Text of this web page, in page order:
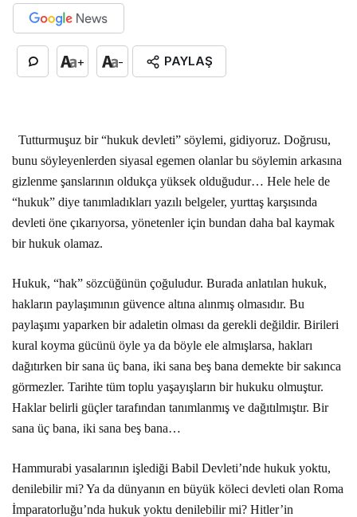
+ - PAYLAŞ
Tutturmuşuz bir “hukuk devleti” söylemi, gidiyoruz. Doğrusu,
bunu söyleyenlerden siyasal egemen olanlar bu söylemin arkasına
gizlenme şanslarının oldukça yüksek olduğudur… Hele hele de
“hukuk” diye tanımladıkları yazılı belgeler, yurttaş karşısında
devleti öne çıkarıyorsa, yönetenler için bundan daha bal kaymak
bir hukuk olamaz.
Hukuk, “hak” sözcüğünün çoğuludur. Burada anlatılan hukuk,
hakların paylaşımının güvence altına alınmış olmasıdır. Bu
paylaşımı yaparken bir adaletin olması da gerekli değildir. Birileri
kural koyma gücünü öyle ya da böyle ele almışlarsa, hakları
dağıtırken bir sana üç bana, iki sana beş bana demekte bir sakınca
görmezler. Tarihte tüm toplu yaşayışların bir hukuku olmuştur.
Haklar belirli güçler tarafından tanımlanmış ve dağıtılmıştır. Bir
sana üç bana, iki sana beş bana…
Hammurabi yasalarının işlediği Babil Devleti’nde hukuk yoktu,
denilebilir mi? Ya da dünyanın en büyük köleci devleti olan Roma
İmparatorluğu’nda hukuk yoktu denilebilir mi? Hitler’in